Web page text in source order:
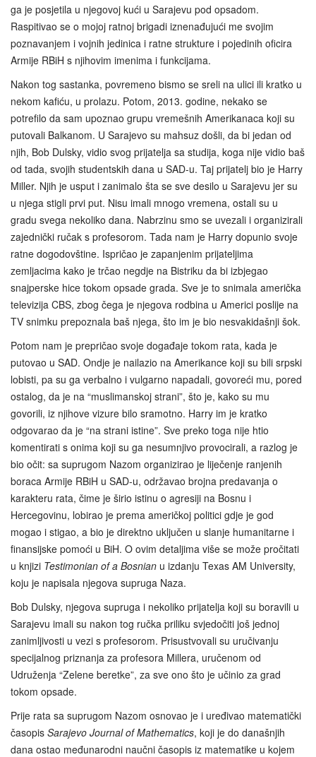
ga je posjetila u njegovoj kući u Sarajevu pod opsadom.
Raspitivao se o mojoj ratnoj brigadi iznenađujući me svojim
poznavanjem i vojnih jedinica i ratne strukture i pojedinih oficira
Armije RBiH s njihovim imenima i funkcijama.
Nakon tog sastanka, povremeno bismo se sreli na ulici ili kratko u
nekom kafiću, u prolazu. Potom, 2013. godine, nekako se
potrefilo da sam upoznao grupu vremešnih Amerikanaca koji su
putovali Balkanom. U Sarajevo su mahsuz došli, da bi jedan od
njih, Bob Dulsky, vidio svog prijatelja sa studija, koga nije vidio baš
od tada, svojih studentskih dana u SAD-u. Taj prijatelj bio je Harry
Miller. Njih je usput i zanimalo šta se sve desilo u Sarajevu jer su
u njega stigli prvi put. Nisu imali mnogo vremena, ostali su u
gradu svega nekoliko dana. Nabrzinu smo se uvezali i organizirali
zajednički ručak s profesorom. Tada nam je Harry dopunio svoje
ratne dogodovštine. Ispričao je zapanjenim prijateljima
zemljacima kako je trčao negdje na Bistriku da bi izbjegao
snajperske hice tokom opsade grada. Sve je to snimala američka
televizija CBS, zbog čega je njegova rodbina u Americi poslije na
TV snimku prepoznala baš njega, što im je bio nesvakidašnji šok.
Potom nam je prepričao svoje događaje tokom rata, kada je
putovao u SAD. Ondje je nailazio na Amerikance koji su bili srpski
lobisti, pa su ga verbalno i vulgarno napadali, govoreći mu, pored
ostalog, da je na “muslimanskoj strani”, što je, kako su mu
govorili, iz njihove vizure bilo sramotno. Harry im je kratko
odgovarao da je “na strani istine”. Sve preko toga nije htio
komentirati s onima koji su ga nesumnjivo provocirali, a razlog je
bio očit: sa suprugom Nazom organizirao je liječenje ranjenih
boraca Armije RBiH u SAD-u, održavao brojna predavanja o
karakteru rata, čime je širio istinu o agresiji na Bosnu i
Hercegovinu, lobirao je prema američkoj politici gdje je god
mogao i stigao, a bio je direktno uključen u slanje humanitarne i
finansijske pomoći u BiH. O ovim detaljima više se može pročitati
u knjizi Testimonian of a Bosnian u izdanju Texas AM University,
koju je napisala njegova supruga Naza.
Bob Dulsky, njegova supruga i nekoliko prijatelja koji su boravili u
Sarajevu imali su nakon tog ručka priliku svjedočiti još jednoj
zanimljivosti u vezi s profesorom. Prisustvovali su uručivanju
specijalnog priznanja za profesora Millera, uručenom od
Udruženja “Zelene beretke”, za sve ono što je učinio za grad
tokom opsade.
Prije rata sa suprugom Nazom osnovao je i uređivao matematički
časopis Sarajevo Journal of Mathematics, koji je do današnjih
dana ostao međunarodni naučni časopis iz matematike u kojem